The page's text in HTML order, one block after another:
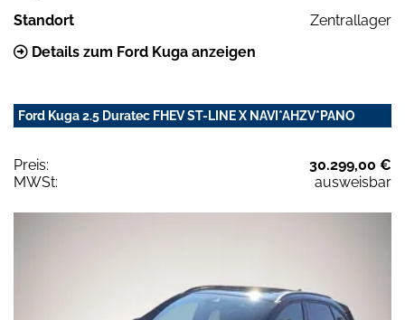
Standort
Zentrallager
Details zum Ford Kuga anzeigen
Ford Kuga 2.5 Duratec FHEV ST-LINE X NAVI*AHZV*PANO
Preis:
30.299,00 €
MWSt:
ausweisbar